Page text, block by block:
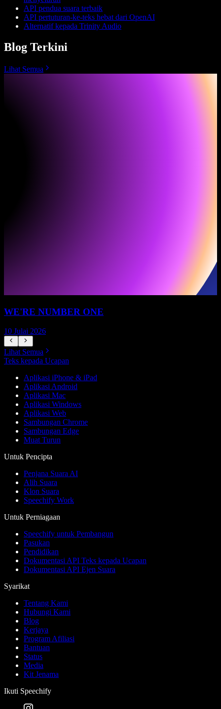
API pendua suara terbaik
API pertuturan-ke-teks hebat dari OpenAI
Alternatif kepada Trinity Audio
Blog Terkini
Lihat Semua
WE'RE NUMBER ONE
10 Julai 2026
Lihat Semua
Teks kepada Ucapan
Aplikasi iPhone & iPad
Aplikasi Android
Aplikasi Mac
Aplikasi Windows
Aplikasi Web
Sambungan Chrome
Sambungan Edge
Muat Turun
Untuk Pencipta
Penjana Suara AI
Alih Suara
Klon Suara
Speechify Work
Untuk Perniagaan
Speechify untuk Pembangun
Pasukan
Pendidikan
Dokumentasi API Teks kepada Ucapan
Dokumentasi API Ejen Suara
Syarikat
Tentang Kami
Hubungi Kami
Blog
Kerjaya
Program Afiliasi
Bantuan
Status
Media
Kit Jenama
Ikuti Speechify